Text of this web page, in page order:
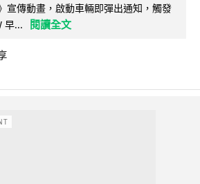
宣傳動畫，啟動車輛即彈出通知，觸發
早...
閱讀全文